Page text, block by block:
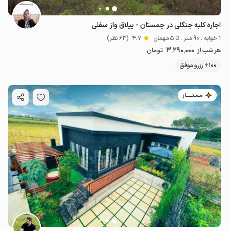
اجاره کلبه جنگلی در چمستان - ییلاق واز سفلی
1 خوابه . 90 متر . تا 5 مهمان 4.7 (63 نظر)
هر شب از 3٬290٬000 تومان
100+ رزرو موفق
مـمـتــــــاز